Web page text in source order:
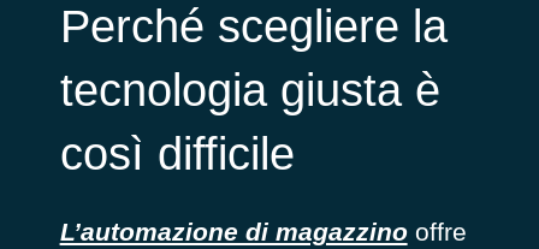
Perché scegliere la
tecnologia giusta è
così difficile
L’automazione di magazzino offre